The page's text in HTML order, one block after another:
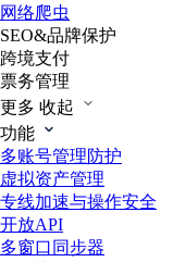
网络爬虫
SEO&品牌保护
跨境支付
票务管理
更多 收起
功能
多账号管理防护
虚拟资产管理
专线加速与操作安全
开放API
多窗口同步器